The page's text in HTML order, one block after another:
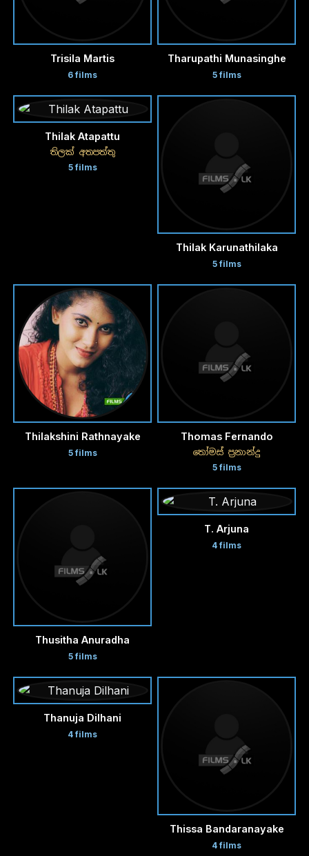
Trisila Martis
6 films
Tharupathi Munasinghe
5 films
Thilak Atapattu
තිලක් අතපත්තු
5 films
Thilak Karunathilaka
5 films
Thilakshini Rathnayake
5 films
Thomas Fernando
තෝමස් ප්‍රනාන්දු
5 films
Thusitha Anuradha
5 films
T. Arjuna
4 films
Thanuja Dilhani
4 films
Thissa Bandaranayake
4 films